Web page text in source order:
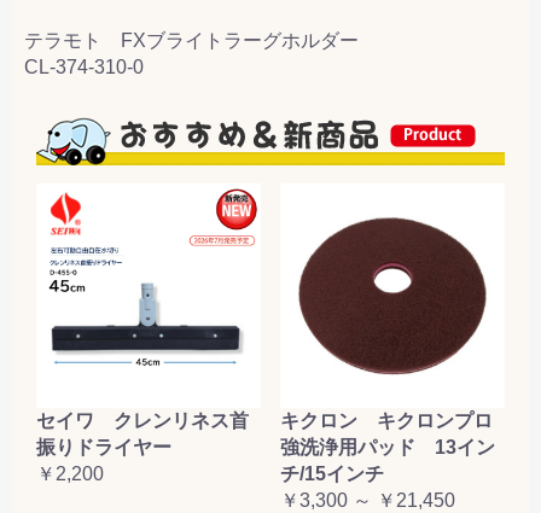
テラモト FXブライトラーグホルダー
CL-374-310-0
セイワ クレンリネス首
振りドライヤー
￥2,200
キクロン キクロンプロ
強洗浄用パッド 13イン
チ/15インチ
￥3,300 ～ ￥21,450